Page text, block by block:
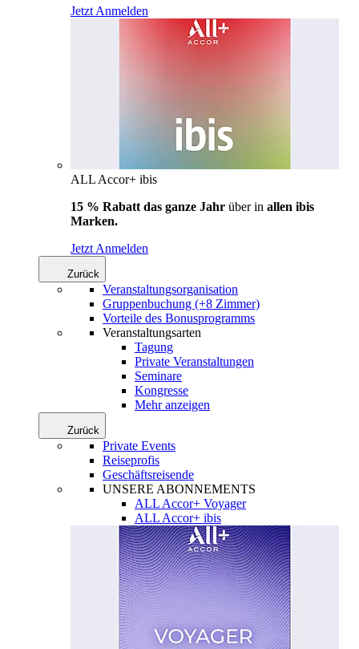
Jetzt Anmelden
ALL Accor+ ibis
15 % Rabatt das ganze Jahr über in allen ibis
Marken.
Jetzt Anmelden
Zurück
Veranstaltungsorganisation
Gruppenbuchung (+8 Zimmer)
Vorteile des Bonusprogramms
Veranstaltungsarten
Tagung
Private Veranstaltungen
Seminare
Kongresse
Mehr anzeigen
Zurück
Private Events
Reiseprofis
Geschäftsreisende
UNSERE ABONNEMENTS
ALL Accor+ Voyager
ALL Accor+ ibis